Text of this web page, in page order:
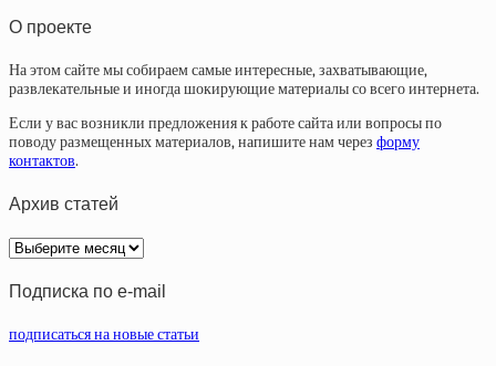
О проекте
На этом сайте мы собираем самые интересные, захватывающие,
развлекательные и иногда шокирующие материалы со всего интернета.
Если у вас возникли предложения к работе сайта или вопросы по
поводу размещенных материалов, напишите нам через форму
контактов.
Архив статей
Архив
статей
Подписка по e-mail
подписаться на новые статьи